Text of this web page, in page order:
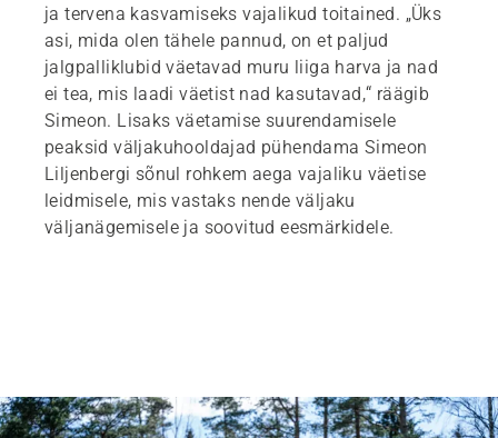
ja tervena kasvamiseks vajalikud toitained. „Üks
asi, mida olen tähele pannud, on et paljud
jalgpalliklubid väetavad muru liiga harva ja nad
ei tea, mis laadi väetist nad kasutavad,“ räägib
Simeon. Lisaks väetamise suurendamisele
peaksid väljakuhooldajad pühendama Simeon
Liljenbergi sõnul rohkem aega vajaliku väetise
leidmisele, mis vastaks nende väljaku
väljanägemisele ja soovitud eesmärkidele.